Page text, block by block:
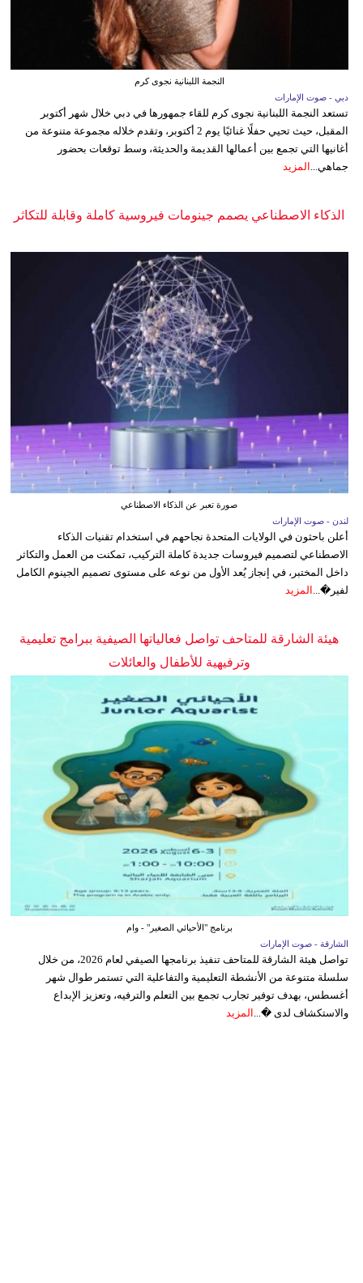
النجمة اللبنانية نجوى كرم
دبي - صوت الإمارات
تستعد النجمة اللبنانية نجوى كرم للقاء جمهورها في دبي خلال شهر أكتوبر
المقبل، حيث تحيي حفلًا غنائيًا يوم 2 أكتوبر، وتقدم خلاله مجموعة متنوعة من
أغانيها التي تجمع بين أعمالها القديمة والحديثة، وسط توقعات بحضور
جماهي...
المزيد
الذكاء الاصطناعي يصمم جينومات فيروسية كاملة وقابلة للتكاثر
صورة تعبر عن الذكاء الاصطناعي
لندن - صوت الإمارات
أعلن باحثون في الولايات المتحدة نجاحهم في استخدام تقنيات الذكاء
الاصطناعي لتصميم فيروسات جديدة كاملة التركيب، تمكنت من العمل والتكاثر
داخل المختبر، في إنجاز يُعد الأول من نوعه على مستوى تصميم الجينوم الكامل
لفير�... المزيد
هيئة الشارقة للمتاحف تواصل فعالياتها الصيفية ببرامج تعليمية
وترفيهية للأطفال والعائلات
برنامج "الأحيائي الصغير" - وام
الشارقة - صوت الإمارات
تواصل هيئة الشارقة للمتاحف تنفيذ برنامجها الصيفي لعام 2026، من خلال
سلسلة متنوعة من الأنشطة التعليمية والتفاعلية التي تستمر طوال شهر
أغسطس، بهدف توفير تجارب تجمع بين التعلم والترفيه، وتعزيز الإبداع
والاستكشاف لدى �... المزيد